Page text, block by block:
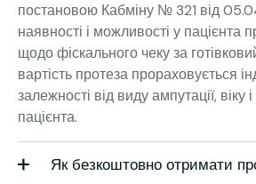
постановою Кабміну № 321 від
наявності і можливості у пацієнта
щодо фіскального чеку за
вартість протеза прораховується
залежності від виду ампутації, віку
пацієнта.
Як безкоштовно отримати